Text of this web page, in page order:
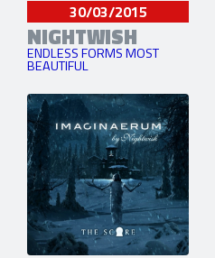
30/03/2015
NIGHTWISH
ENDLESS FORMS MOST
BEAUTIFUL